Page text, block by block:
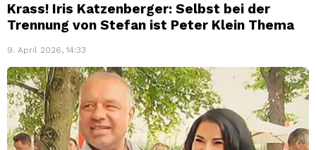
Krass! Iris Katzenberger: Selbst bei der
Trennung von Stefan ist Peter Klein Thema
9. April 2026, 14:33